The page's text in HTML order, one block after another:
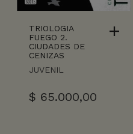
TRIOLOGIA
FUEGO 2.
CIUDADES DE
CENIZAS
JUVENIL
$ 65.000,00